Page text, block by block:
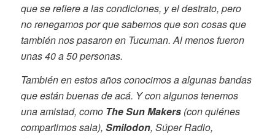
que se refiere a las condiciones, y el destrato, pero
no renegamos por que sabemos que son cosas que
también nos pasaron en Tucuman. Al menos fueron
unas 40 a 50 personas.
También en estos años conocimos a algunas bandas
que están buenas de acá. Y con algunos tenemos
una amistad, como The Sun Makers(con quiénes
compartimos sala), Smilodon, Súper Radio,